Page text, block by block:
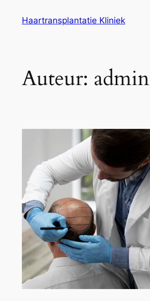
Haartransplantatie Kliniek
Auteur: admin